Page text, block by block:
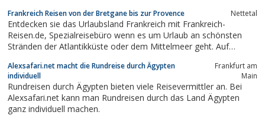
Frankreich Reisen von der Bretgane bis zur Provence Nettetal
Entdecken sie das Urlaubsland Frankreich mit Frankreich-
Reisen.de, Spezialreisebüro wenn es um Urlaub an schönsten
Stränden der Atlantikküste oder dem Mittelmeer geht. Auf
oder Ihre Ferienwohnung in der Provence. Auf dem Reiseportal
finden sie umfangreiche...
Alexsafari.net macht die Rundreise durch Ägypten
individuell
Frankfurt am
Main
Rundreisen durch Ägypten bieten viele Reisevermittler an. Bei
Alexsafari.net kann man Rundreisen durch das Land Ägypten
ganz individuell machen.